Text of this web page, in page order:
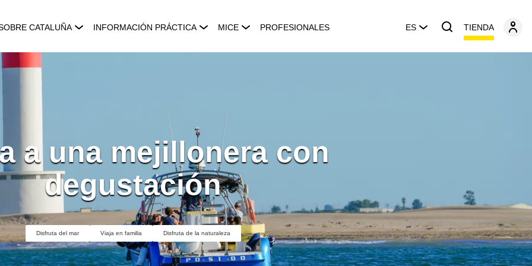
CATALUÑA INFORMACIÓN PRÁCTICA MICE PROFESIONALES ES TIENDA
a una mejillonera con
degustación
Disfruta del mar Viaja en familia Disfruta de la naturaleza